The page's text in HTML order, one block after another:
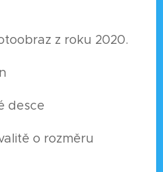
z roku 2020.
desce
o rozměru